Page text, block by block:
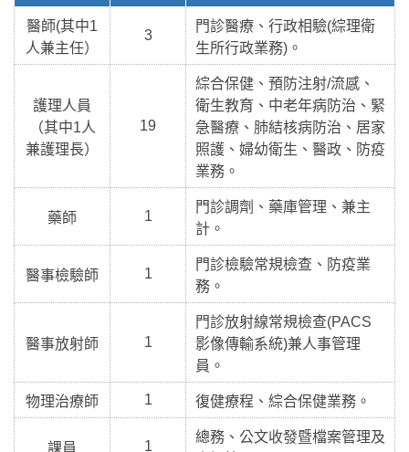
醫師(其中1
人兼主任）
3
門診醫療、行政相驗(綜理衛
生所行政業務)。
護理人員
（其中1人
兼護理長）
19
綜合保健、預防注射/流感、
衛生教育、中老年病防治、緊
急醫療、肺結核病防治、居家
照護、婦幼衛生、醫政、防疫
業務。
藥師 1
門診調劑、藥庫管理、兼主
計。
醫事檢驗師 1
門診檢驗常規檢查、防疫業
務。
醫事放射師 1
門診放射線常規檢查(PACS
影像傳輸系統)兼人事管理
員。
物理治療師 1 復健療程、綜合保健業務。
課員 1
總務、公文收發暨檔案管理及